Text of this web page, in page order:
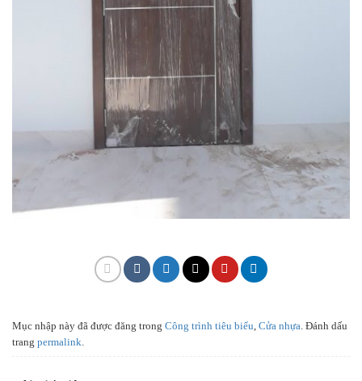
Mục nhập này đã được đăng trong Công trình tiêu biểu Cửa nhựa . Đánh dấu
trang permalink